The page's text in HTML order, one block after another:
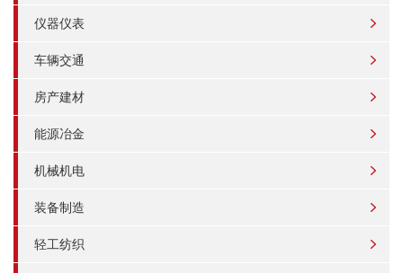
仪器仪表
车辆交通
房产建材
能源冶金
机械机电
装备制造
轻工纺织